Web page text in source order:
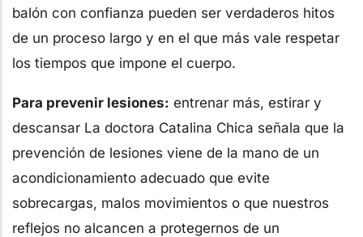
balón con confianza pueden ser verdaderos hitos
de un proceso largo y en el que más vale respetar
los tiempos que impone el cuerpo.
Para prevenir lesiones: entrenar más, estirar y
descansar La doctora Catalina Chica señala que la
prevención de lesiones viene de la mano de un
acondicionamiento adecuado que evite
sobrecargas, malos movimientos o que nuestros
reflejos no alcancen a protegernos de un